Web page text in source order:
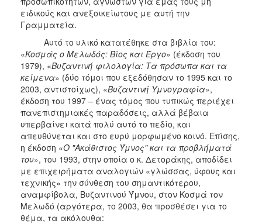
ειδικούς και ανεξοικείωτους με αυτή την
Γραμματεία.
Αυτό το υλικό κατατέθηκε στα βιβλία του:
«Kοσμάς ο Mελωδός: Bίος και Έργο» (έκδοση του
1979), «Βυζαντινή φιλολογία: Τα πρόσωπα και τα
κείμενα» (δύο τόμοι που εξεδόθησαν το 1995 και το
2003, αντιστοίχως), «Βυζαντινή Υμνογραφία»,
έκδοση του 1997 – ένας τόμος που τυπικώς περιέχει
πανεπιστημιακές παραδόσεις, αλλά βέβαια
υπερβαίνει κατά πολύ αυτό το πεδίο, και
απευθύνεται και στο ευρύ μορφωμένο κοινό. Επίσης,
η έκδοση «Ο "Ακάθιστος Ύμνος" και τα προβλήματά
του», του 1993, στην οποία ο κ. Δετοράκης, αποδίδει
με επιχειρήματα αναλογιών «γλώσσας, ύφους και
τεχνικής» την σύνθεση του σημαντικότερου,
αναμφίβολα, Βυζαντινού Ύμνου, στον Κοσμά τον
Μελωδό (αργότερα, το 2003, θα προσθέσει για το
θέμα, τα ακόλουθα: